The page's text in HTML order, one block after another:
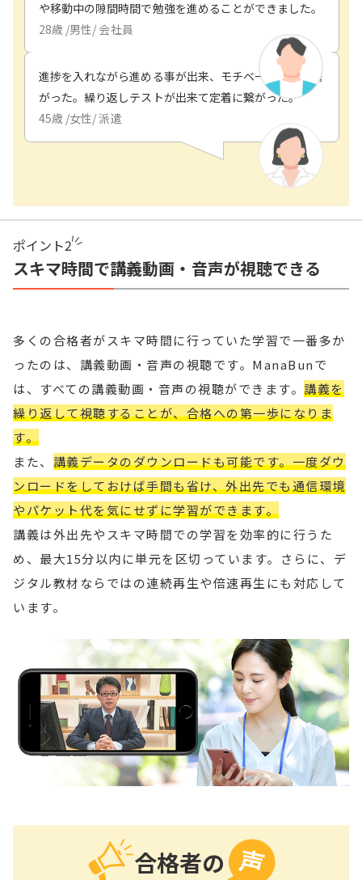
や移動中の隙間時間で勉強を進めることができました。
28歳 /男性/ 会社員
進捗を入れながら進める事が出来、モチベーションに繋
がった。繰り返しテストが出来て定着に繋がった。
45歳 /女性/派遣
ポイント2
スキマ時間で講義動画・音声が視聴できる
多くの合格者がスキマ時間に行っていた学習で一番多か
ったのは、講義動画・音声の視聴です。ManaBunで
は、すべての講義動画・音声の視聴ができます。 講義を
繰り返して視聴することが、合格への第一歩になりま
す。
また、 講義データのダウンロードも可能です。一度ダウ
ンロードをしておけば手間も省け、外出先でも通信環境
やパケット代を気にせずに学習ができます。
講義は外出先やスキマ時間での学習を効率的に行うた
め、最大15分以内に単元を区切っています。さらに、デ
ジタル教材ならではの連続再生や倍速再生にも対応して
います。
合格者の